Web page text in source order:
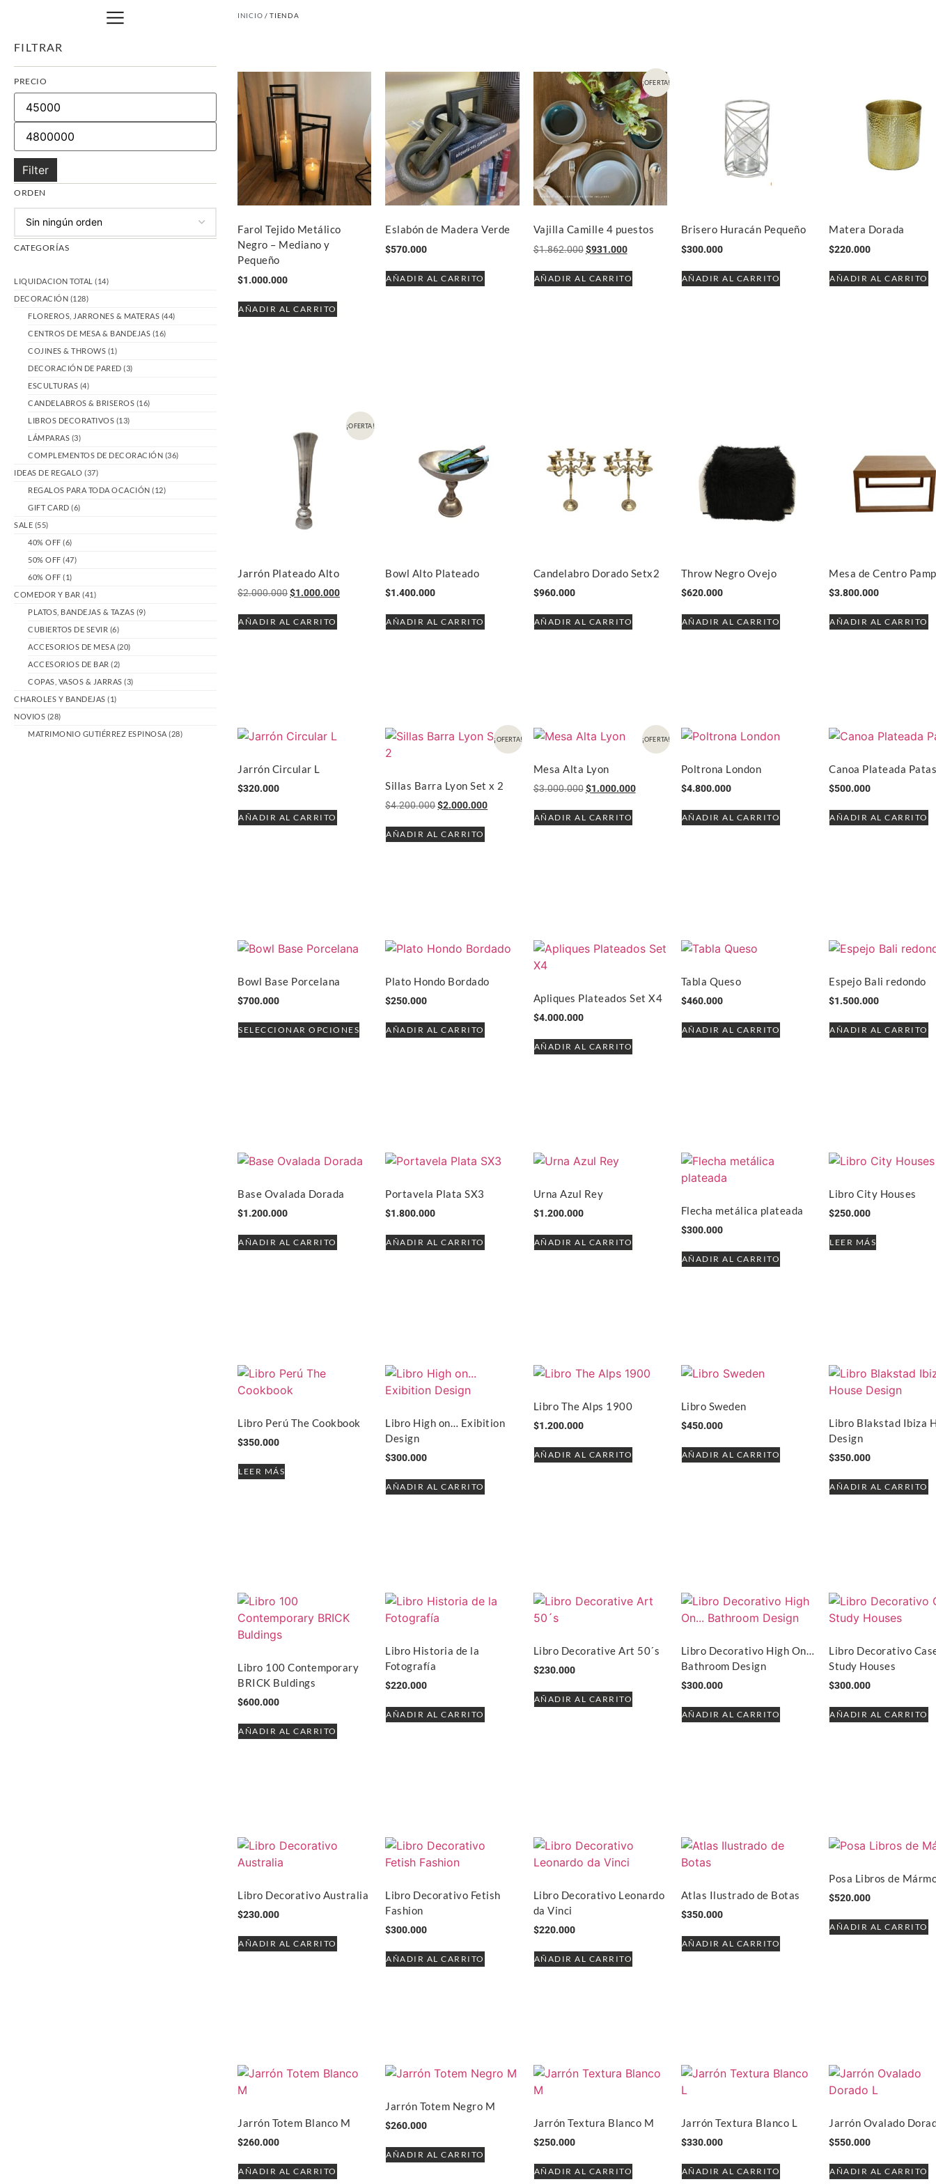
FILTRAR
PRECIO
Filter
ORDEN
CATEGORÍAS
LIQUIDACION TOTAL (14)
DECORACIÓN (128)
FLOREROS, JARRONES & MATERAS (44)
CENTROS DE MESA & BANDEJAS (16)
COJINES & THROWS (1)
DECORACIÓN DE PARED (3)
ESCULTURAS (4)
CANDELABROS & BRISEROS (16)
LIBROS DECORATIVOS (13)
LÁMPARAS (3)
COMPLEMENTOS DE DECORACIÓN (36)
IDEAS DE REGALO (37)
REGALOS PARA TODA OCACIÓN (12)
GIFT CARD (6)
SALE (55)
40% OFF (6)
50% OFF (47)
60% OFF (1)
COMEDOR Y BAR (41)
PLATOS, BANDEJAS & TAZAS (9)
CUBIERTOS DE SEVIR (6)
ACCESORIOS DE MESA (20)
ACCESORIOS DE BAR (2)
COPAS, VASOS & JARRAS (3)
CHAROLES Y BANDEJAS (1)
NOVIOS (28)
MATRIMONIO GUTIÉRREZ ESPINOSA (28)
INICIO / TIENDA
Farol Tejido Metálico
Negro – Mediano y
Pequeño
$1.000.000
AÑADIR AL CARRITO
Eslabón de Madera Verde
$570.000
AÑADIR AL CARRITO
¡OFERTA!
Vajilla Camille 4 puestos
$1.862.000 $931.000
AÑADIR AL CARRITO
Brisero Huracán Pequeño
$300.000
AÑADIR AL CARRITO
Matera Dorada
$220.000
AÑADIR AL CARRITO
¡OFERTA!
Jarrón Plateado Alto
$2.000.000$1.000.000
AÑADIR AL CARRITO
Bowl Alto Plateado
$1.400.000
AÑADIR AL CARRITO
Candelabro Dorado Setx2
$960.000
AÑADIR AL CARRITO
Throw Negro Ovejo
$620.000
AÑADIR AL CARRITO
Mesa de Centro
$3.800.000
AÑADIR AL CARRITO
Jarrón Circular L
$320.000
AÑADIR AL CARRITO
¡OFERTA!
Sillas Barra Lyon Set x 2
$4.200.000$2.000.000
AÑADIR AL CARRITO
¡OFERTA!
Mesa Alta Lyon
$3.000.000 $1.000.000
AÑADIR AL CARRITO
Poltrona London
$4.800.000
AÑADIR AL CARRITO
Canoa Plateada
$500.000
AÑADIR AL CARRITO
Bowl Base Porcelana
$700.000
SELECCIONAR OPCIONES
Plato Hondo Bordado
$250.000
AÑADIR AL CARRITO
Apliques Plateados Set X4
$4.000.000
AÑADIR AL CARRITO
Tabla Queso
$460.000
AÑADIR AL CARRITO
Espejo Bali redondo
$1.500.000
AÑADIR AL CARRITO
Base Ovalada Dorada
$1.200.000
AÑADIR AL CARRITO
Portavela Plata SX3
$1.800.000
AÑADIR AL CARRITO
Urna Azul Rey
$1.200.000
AÑADIR AL CARRITO
Flecha metálica plateada
$300.000
AÑADIR AL CARRITO
Libro City Houses
$250.000
LEER MÁS
Libro Perú The Cookbook
$350.000
LEER MÁS
Libro High on… Exibition
Design
$300.000
AÑADIR AL CARRITO
Libro The Alps 1900
$1.200.000
AÑADIR AL CARRITO
Libro Sweden
$450.000
AÑADIR AL CARRITO
Libro Blakstad Ibiza
Design
$350.000
AÑADIR AL CARRITO
Libro 100 Contemporary
BRICK Buldings
$600.000
AÑADIR AL CARRITO
Libro Historia de la
Fotografía
$220.000
AÑADIR AL CARRITO
Libro Decorative Art 50´s
$230.000
AÑADIR AL CARRITO
Libro Decorativo High On…
Bathroom Design
$300.000
AÑADIR AL CARRITO
Libro Decorativo
Study Houses
$300.000
AÑADIR AL CARRITO
Libro Decorativo Australia
$230.000
AÑADIR AL CARRITO
Libro Decorativo Fetish
Fashion
$300.000
AÑADIR AL CARRITO
Libro Decorativo Leonardo
da Vinci
$220.000
AÑADIR AL CARRITO
Atlas Ilustrado de Botas
$350.000
AÑADIR AL CARRITO
Posa Libros de
$520.000
AÑADIR AL CARRITO
Jarrón Totem Blanco M
$260.000
AÑADIR AL CARRITO
Jarrón Totem Negro M
$260.000
AÑADIR AL CARRITO
Jarrón Textura Blanco M
$250.000
AÑADIR AL CARRITO
Jarrón Textura Blanco L
$330.000
AÑADIR AL CARRITO
Jarrón Ovalado
$550.000
AÑADIR AL CARRITO